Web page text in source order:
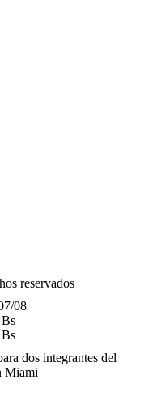
reservados
08
dos integrantes del
Miami